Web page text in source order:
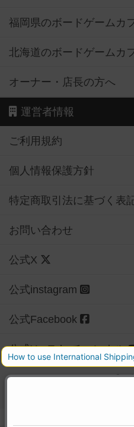
福岡県のボードゲームカ
北海道のボードゲームカ
オーナー・店長の方へ
運営者情報
ご利用規約
個人情報保護方針
特定商取引法に基づく表
お問い合わせ
公式X
公式instagram
公式Facebook
公式YouTubeチャンネル